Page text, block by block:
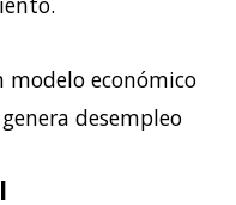
modelo económico
desempleo